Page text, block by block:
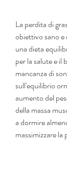
La perdita di
obiettivo sano e
una dieta
per la salute e il
mancanza di
sull'equilibrio
aumento del
della massa
a dormire
massimizzare la